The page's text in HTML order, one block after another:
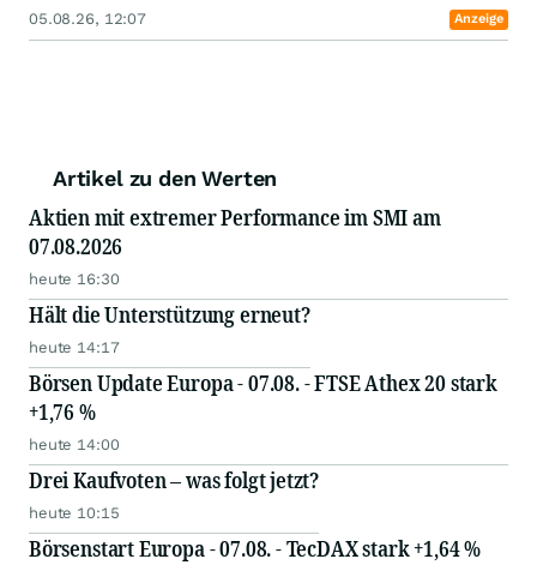
05.08.26, 12:07 Anzeige
Artikel zu den Werten
Aktien mit extremer Performance im SMI am
07.08.2026
heute 16:30
Hält die Unterstützung erneut?
heute 14:17
Börsen Update Europa - 07.08. - FTSE Athex 20 stark
+1,76 %
heute 14:00
Drei Kaufvoten – was folgt jetzt?
heute 10:15
Börsenstart Europa - 07.08. - TecDAX stark +1,64 %